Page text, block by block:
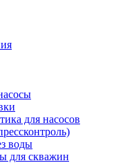
для насосов
воды
для скважин